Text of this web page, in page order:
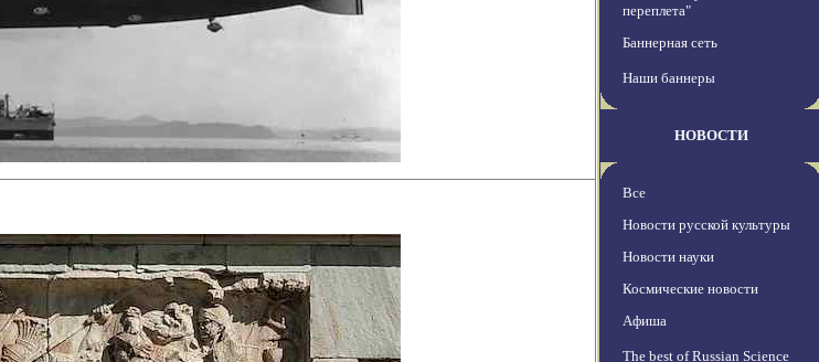
переплета"
Баннерная сеть
Наши баннеры
НОВОСТИ
Все
Новости русской культуры
Новости науки
Космические новости
Афиша
The best of Russian Science